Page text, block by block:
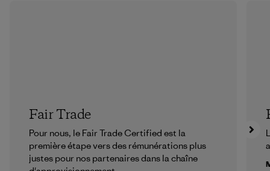
Fair Trade
Pour nous, le Fair Trade Certified est la
première étape vers des rémunérations plus
justes pour nos partenaires dans la chaîne